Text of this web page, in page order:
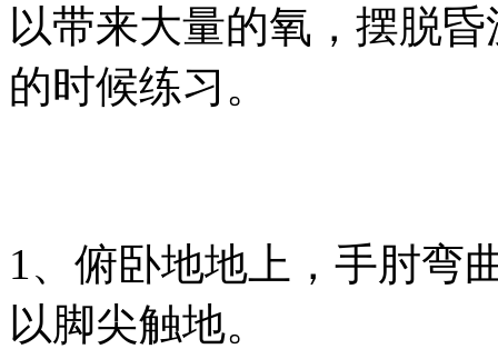
以带来大量的氧，摆脱
的时候练习。
1、俯卧地地上，手肘弯
以脚尖触地。